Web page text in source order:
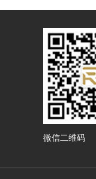
微信二维码